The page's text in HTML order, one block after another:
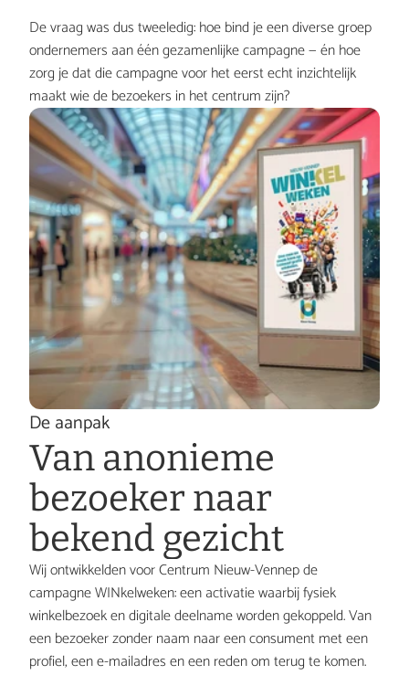
De vraag was dus tweeledig: hoe bind je een diverse groep
ondernemers aan één gezamenlijke campagne — én hoe
zorg je dat die campagne voor het eerst echt inzichtelijk
maakt wie de bezoekers in het centrum zijn?
De aanpak
Van anonieme
bezoeker naar
bekend gezicht
Wij ontwikkelden voor Centrum Nieuw-Vennep de
campagne WINkelweken: een activatie waarbij fysiek
winkelbezoek en digitale deelname worden gekoppeld. Van
een bezoeker zonder naam naar een consument met een
profiel, een e-mailadres en een reden om terug te komen.